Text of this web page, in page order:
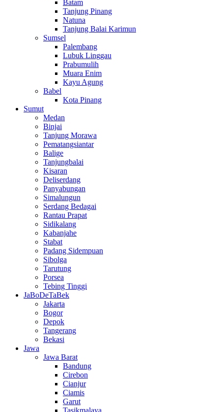
Batam
Tanjung Pinang
Natuna
Tanjung Balai Karimun
Sumsel
Palembang
Lubuk Linggau
Prabumulih
Muara Enim
Kayu Agung
Babel
Kota Pinang
Sumut
Medan
Binjai
Tanjung Morawa
Pematangsiantar
Balige
Tanjungbalai
Kisaran
Deliserdang
Panyabungan
Simalungun
Serdang Bedagai
Rantau Prapat
Sidikalang
Kabanjahe
Stabat
Padang Sidempuan
Sibolga
Tarutung
Porsea
Tebing Tinggi
JaBoDeTaBek
Jakarta
Bogor
Depok
Tangerang
Bekasi
Jawa
Jawa Barat
Bandung
Cirebon
Cianjur
Ciamis
Garut
Tasikmalaya